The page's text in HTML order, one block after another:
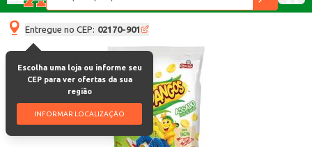
Entregue no CEP: 02170-901
Escolha uma loja ou informe seu
CEP para ver ofertas da sua
região
INFORMAR LOCALIZAÇÃO